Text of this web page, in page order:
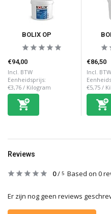
BOLIX OP
€94,00
Incl. BTW
Eenheidsprijs:
€3,76 / Kilogram
€86,50
Incl. BTW
€5,75 /
Reviews
0/ 5 Based on 0
Er zijn nog geen reviews